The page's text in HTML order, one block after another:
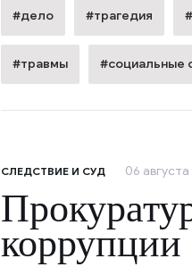
#дело #трагедия
#травмы #социальные
СЛЕДСТВИЕ И СУД 06 августа
коррупции